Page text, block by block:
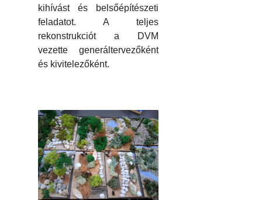
kihívást és belsőépítészeti
feladatot. A teljes
rekonstrukciót a DVM
vezette generáltervezőként
és kivitelezőként.